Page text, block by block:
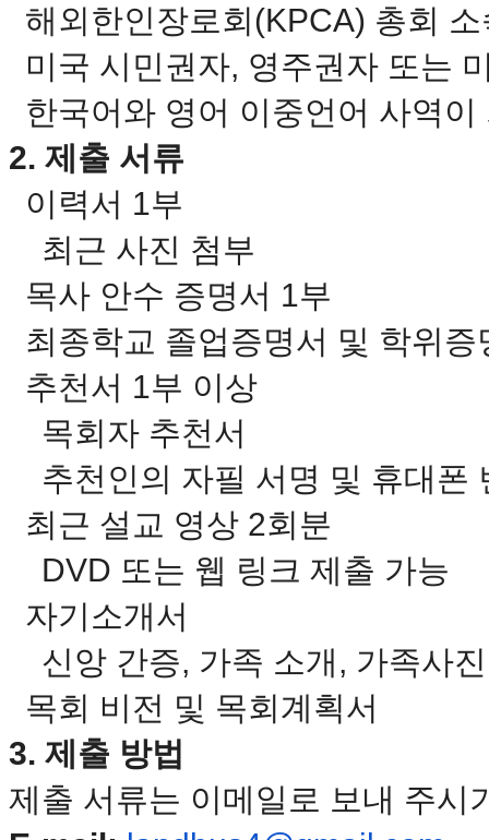
리
지
신
사
이
트
무
료
해외한인장로회(KPCA) 총회
미국 시민권자, 영주권자 또는
한국어와 영어 이중언어 사역
2. 제출 서류
이력서 1부
최근 사진 첨부
목사 안수 증명서 1부
최종학교 졸업증명서 및 학위증
추천서 1부 이상
목회자 추천서
추천인의 자필 서명 및 휴대폰
최근 설교 영상 2회분
DVD 또는 웹 링크 제출 가능
자기소개서
신앙 간증, 가족 소개, 가족사
목회 비전 및 목회계획서
3. 제출 방법
제출 서류는 이메일로 보내 주시